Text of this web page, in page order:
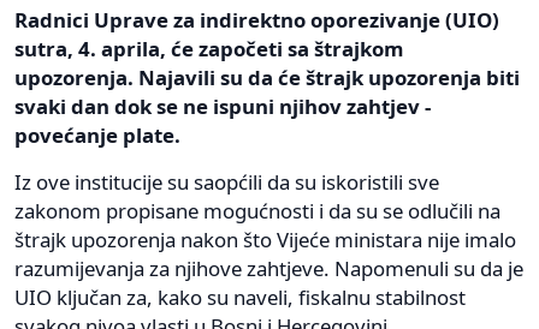
Radnici Uprave za indirektno oporezivanje (UIO)
sutra, 4. aprila, će započeti sa štrajkom
upozorenja. Najavili su da će štrajk upozorenja biti
svaki dan dok se ne ispuni njihov zahtjev -
povećanje plate.
Iz ove institucije su saopćili da su iskoristili sve
zakonom propisane mogućnosti i da su se odlučili na
štrajk upozorenja nakon što Vijeće ministara nije imalo
razumijevanja za njihove zahtjeve. Napomenuli su da je
UIO ključan za, kako su naveli, fiskalnu stabilnost